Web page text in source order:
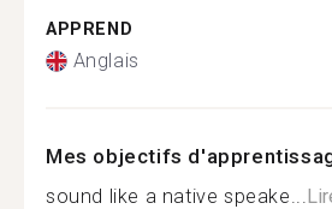
APPREND
Anglais
Mes objectifs
sound like a native speake...